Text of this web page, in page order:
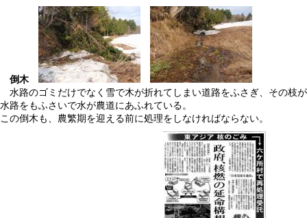
倒木
水路のゴミだけでなく雪で木が折れてしまい道路をふさぎ、その枝が
水路をもふさいで水が農道にあふれている。
この倒木も、農繁期を迎える前に処理をしなければならない。